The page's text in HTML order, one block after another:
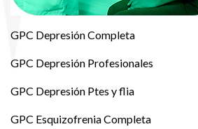
GPC Depresión Completa
GPC Depresión Profesionales
GPC Depresión Ptes y flia
GPC Esquizofrenia Completa